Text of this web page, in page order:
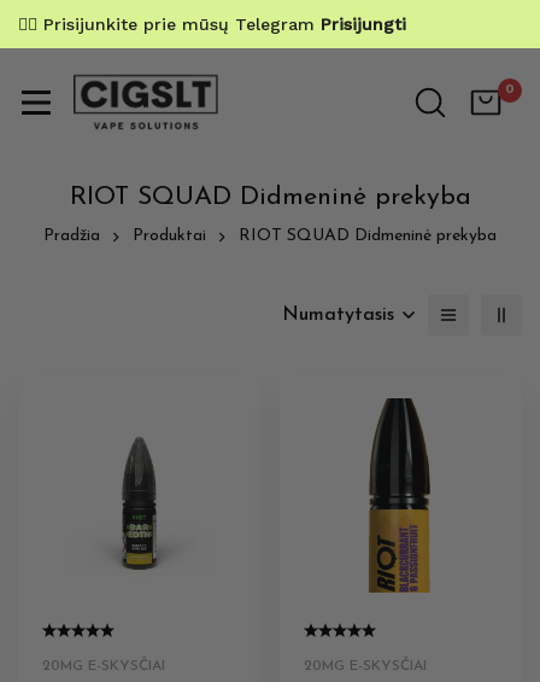
✌🏼 Prisijunkite prie mūsų Telegram Prisijungti
0
RIOT SQUAD Didmeninė prekyba
Pradžia Produktai RIOT SQUAD Didmeninė prekyba
Numatytasis
20MG E-SKYSČIAI 20MG E-SKYSČIAI